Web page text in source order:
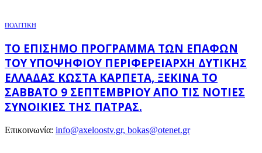
ΠΟΛΙΤΙΚΗ
ΤΟ ΕΠΊΣΗΜΟ ΠΡΌΓΡΑΜΜΑ ΤΩΝ ΕΠΑΦΏΝ
ΤΟΥ ΥΠΟΨΉΦΙΟΥ ΠΕΡΙΦΕΡΕΙΆΡΧΗ ΔΥΤΙΚΉΣ
ΕΛΛΆΔΑΣ ΚΏΣΤΑ ΚΑΡΠΈΤΑ, ΞΕΚΙΝΆ ΤΟ
ΣΆΒΒΑΤΟ 9 ΣΕΠΤΕΜΒΡΊΟΥ ΑΠΌ ΤΙΣ ΝΌΤΙΕΣ
ΣΥΝΟΙΚΊΕΣ ΤΗΣ ΠΆΤΡΑΣ.
Επικοινωνία: info@axeloostv.gr, bokas@otenet.gr